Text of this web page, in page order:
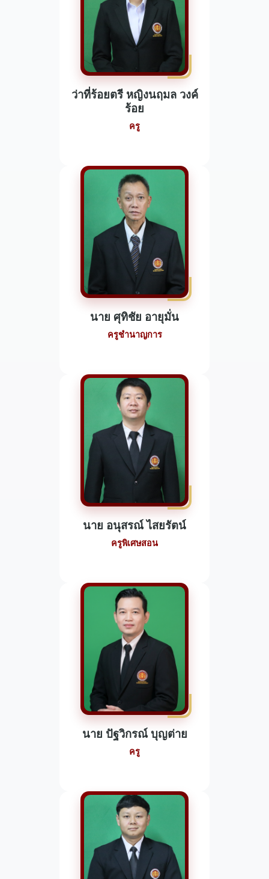
ว่าที่ร้อยตรี หญิงนฤมล วงค์
ร้อย
ครู
นาย ศุทิชัย อายุมั่น
ครูชำนาญการ
นาย อนุสรณ์ ไสยรัตน์
ครูพิเศษสอน
นาย ปัฐวิกรณ์ บุญต่าย
ครู